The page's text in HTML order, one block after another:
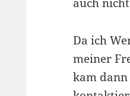
Da ich
meiner
kam